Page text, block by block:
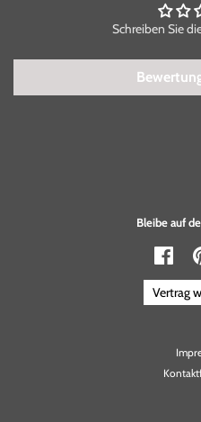
Schreiben Sie
Bleibe auf
Vertrag